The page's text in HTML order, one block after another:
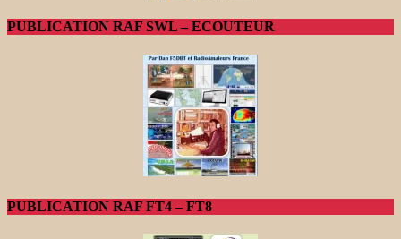
PUBLICATION RAF SWL – ECOUTEUR
PUBLICATION RAF FT4 – FT8